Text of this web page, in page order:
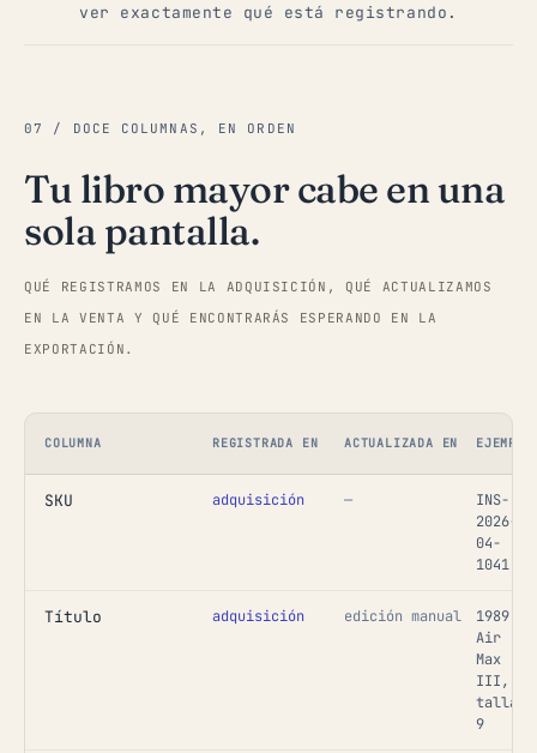
ver exactamente qué está registrando.
07 / DOCE COLUMNAS, EN ORDEN
Tu libro mayor cabe en una
sola pantalla.
QUÉ REGISTRAMOS EN LA ADQUISICIÓN, QUÉ ACTUALIZAMOS
EN LA VENTA Y QUÉ ENCONTRARÁS ESPERANDO EN LA
EXPORTACIÓN.
COLUMNA REGISTRADA EN ACTUALIZADA EN EJEMPLO
SKU adquisición —
INS-
2026-
04-
1041
Título adquisición edición manual
1989
Air
Max
III,
talla
9